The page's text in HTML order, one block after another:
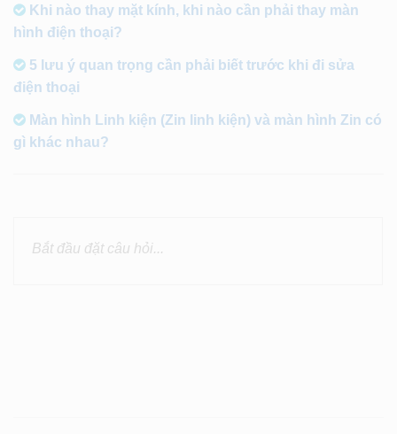
Khi nào thay mặt kính, khi nào cần phải thay màn
hình điện thoại?
5 lưu ý quan trọng cần phải biết trước khi đi sửa
điện thoại
Màn hình Linh kiện (Zin linh kiện) và màn hình Zin có
gì khác nhau?